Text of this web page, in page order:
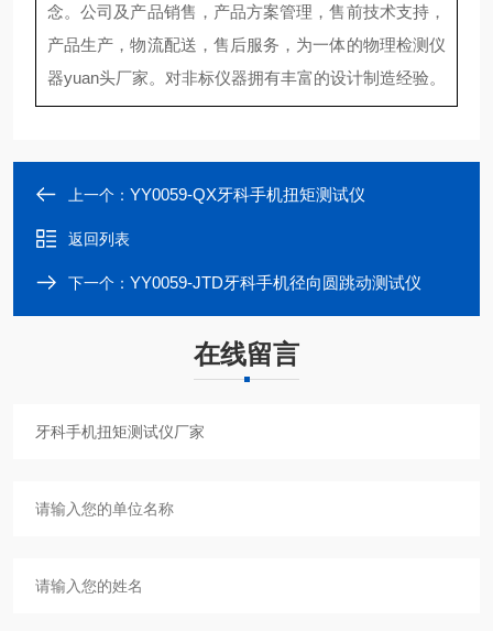
念。公司及产品销售，产品方案管理，售前技术支持，
产品生产，物流配送，售后服务，为一体的物理检测仪
器yuan头厂家。对非标仪器拥有丰富的设计制造经验。
上一个： YY0059-QX牙科手机扭矩测试仪
返回列表
下一个： YY0059-JTD牙科手机径向圆跳动测试仪
在线留言